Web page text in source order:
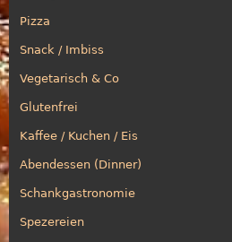
Pizza
Snack / Imbiss
Vegetarisch & Co
Glutenfrei
Kaffee / Kuchen / Eis
Abendessen (Dinner)
Schankgastronomie
Spezereien